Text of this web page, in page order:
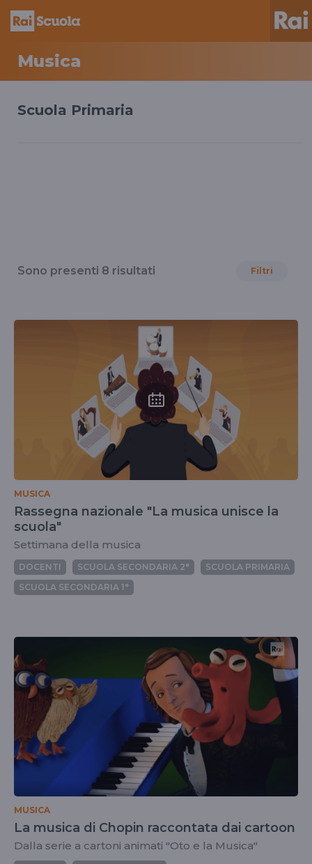
Musica
Scuola Primaria
Sono presenti 8 risultati Filtri
MUSICA
Rassegna nazionale "La musica unisce la
scuola"
Settimana della musica
DOCENTI SCUOLA SECONDARIA 2°
SCUOLA PRIMARIA
SCUOLA SECONDARIA 1°
MUSICA
La musica di Chopin raccontata dai cartoon
Dalla serie a cartoni animati "Oto e la Musica"